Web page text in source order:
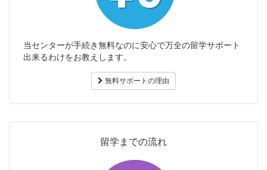
当センターが手続き無料なのに安心で万全の留学サポート
出来るわけをお教えします。
無料サポートの理由
留学までの流れ